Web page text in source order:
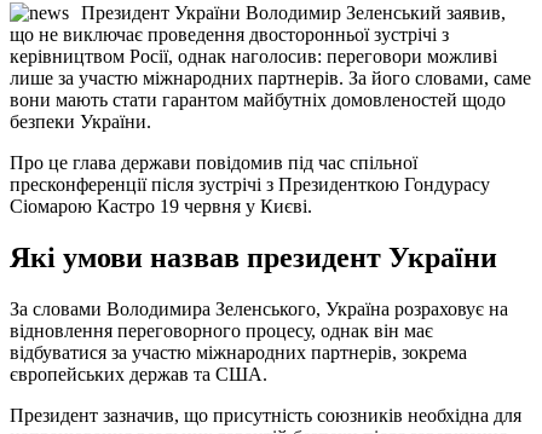
Президент України Володимир Зеленський заявив,
що не виключає проведення двосторонньої зустрічі з
керівництвом Росії, однак наголосив: переговори можливі
лише за участю міжнародних партнерів. За його словами, саме
вони мають стати гарантом майбутніх домовленостей щодо
безпеки України.
Про це глава держави повідомив під час спільної
пресконференції після зустрічі з Президенткою Гондурасу
Сіомарою Кастро 19 червня у Києві.
Які умови назвав президент України
За словами Володимира Зеленського, Україна розраховує на
відновлення переговорного процесу, однак він має
відбуватися за участю міжнародних партнерів, зокрема
європейських держав та США.
Президент зазначив, що присутність союзників необхідна для